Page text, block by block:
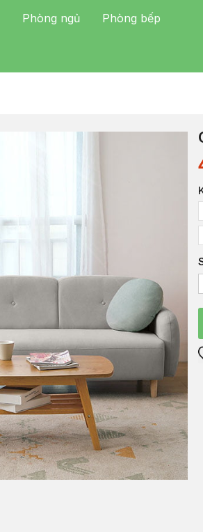
Phòng ngủ Phòng bếp